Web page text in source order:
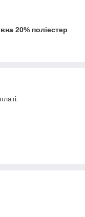
20% поліестер